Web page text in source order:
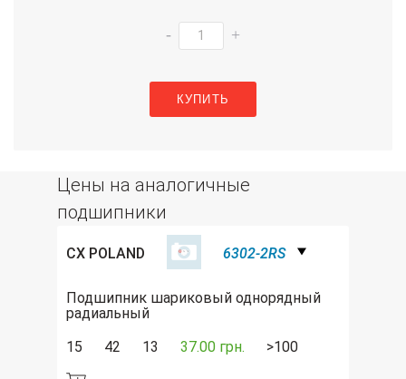
- +
КУПИТЬ
Цены на аналогичные
подшипники
CX POLAND 6302-2RS
Подшипник шариковый однорядный
радиальный
15
42 13 37.00 грн. >100